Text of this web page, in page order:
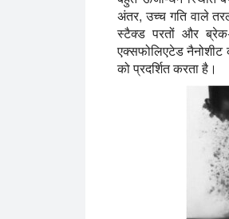
अंतर, उच्च गति वाले
स्टैक्ड परतों और
एक्सफोलिएटेड नैनोशीट
को प्रदर्शित करता है।